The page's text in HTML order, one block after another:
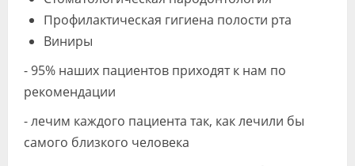
Профилактическая гигиена полости рта
Виниры
- 95% наших пациентов приходят к нам по
рекомендации
- лечим каждого пациента так, как лечили бы
самого близкого человека